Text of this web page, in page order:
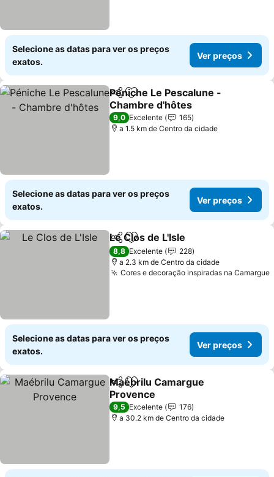
Selecione as datas para ver os preços
exatos.
Ver preços
PartilharAdicionar aos favoritos
Péniche Le Pescalune -
Chambre d'hôtes
Ver preços
9,0 Excelente
165
a 1.5 km de Centro da cidade
Selecione as datas para ver os preços
exatos.
Ver preços
PartilharAdicionar aos favoritos
Le Clos de L'Isle
8,8 Excelente
228
a 2.3 km de Centro da cidade
Cores e decoração inspiradas na Camargue
Selecione as datas para ver os preços
exatos.
Ver preços
PartilharAdicionar aos favoritos
Maébrilu Camargue
Provence
Ver preços
9,5 Excelente
176
a 30.2 km de Centro da cidade